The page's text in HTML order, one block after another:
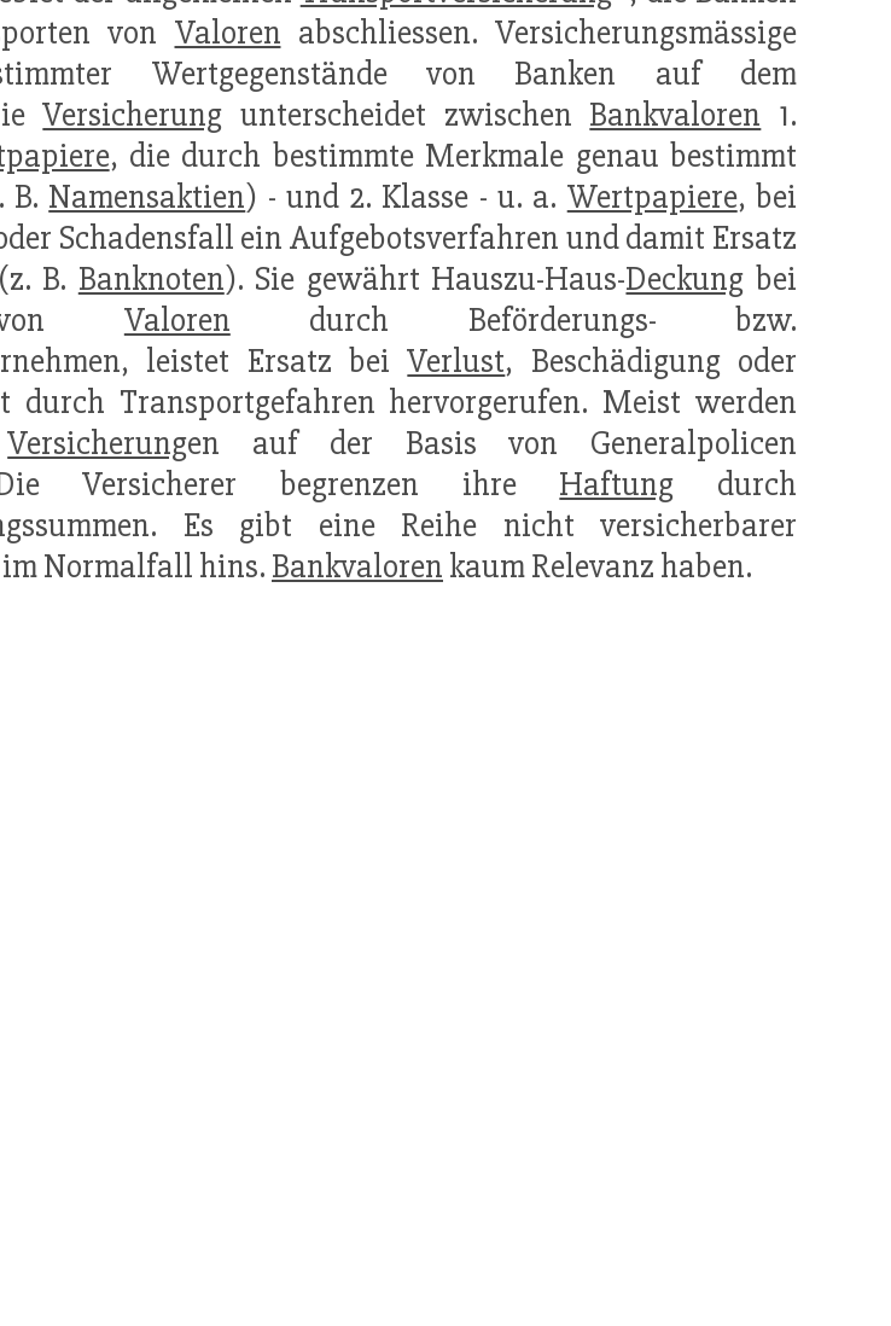
von Valoren abschliessen. Versicherungsmässige
Wertgegenstände von Banken auf dem
Versicherung unterscheidet zwischen Bankvaloren 1.
, die durch bestimmte Merkmale genau bestimmt
B. Namensaktien) - und 2. Klasse - u. a. Wertpapiere, bei
Schadensfall ein Aufgebotsverfahren und damit Ersatz
B. Banknoten). Sie gewährt Hauszu-Haus-Deckung bei
von Valoren durch Beförderungs- bzw.
leistet Ersatz beiVerlust, Beschädigung oder
durch Transportgefahren hervorgerufen. Meist werden
Versicherungen auf der Basis von Generalpolicen
Die Versicherer begrenzen ihre Haftung durch
Es gibt eine Reihe nicht versicherbarer
Normalfall hins. Bankvaloren kaum Relevanz haben.